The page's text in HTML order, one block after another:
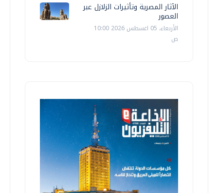
الآثار المصرية وتأثيرات الزلازل عبر
العصور
الأربعاء، 05 اغسطس 2026 10:00
ص